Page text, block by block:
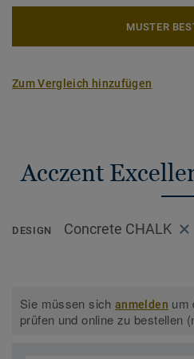
MUSTER
Zum Vergleich hinzufügen
Acczent
DESIGN Concrete CHALK
Sie müssen sichanmelden um
prüfen und online zu bestellen